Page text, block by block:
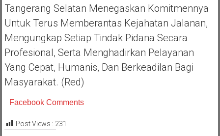
Tangerang Selatan Menegaskan Komitmennya
Untuk Terus Memberantas Kejahatan Jalanan,
Mengungkap Setiap Tindak Pidana Secara
Profesional, Serta Menghadirkan Pelayanan
Yang Cepat, Humanis, Dan Berkeadilan Bagi
Masyarakat. (Red)
Facebook Comments
Post Views : 231